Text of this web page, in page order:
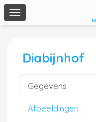
Toggle
navigation
Diabijnhof
Gegevens
Afbeeldingen